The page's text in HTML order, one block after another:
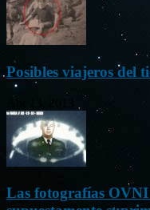
Posibles viajeros del
Las fotografías